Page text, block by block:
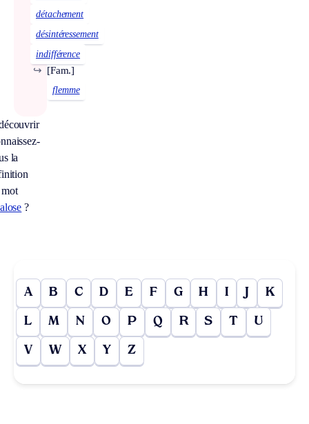
détachement
désintéressement
indifférence
[Fam.]
↪
flemme
la
?
A B C D E F G H I J K
L M N O P Q R S T U
V W X Y Z